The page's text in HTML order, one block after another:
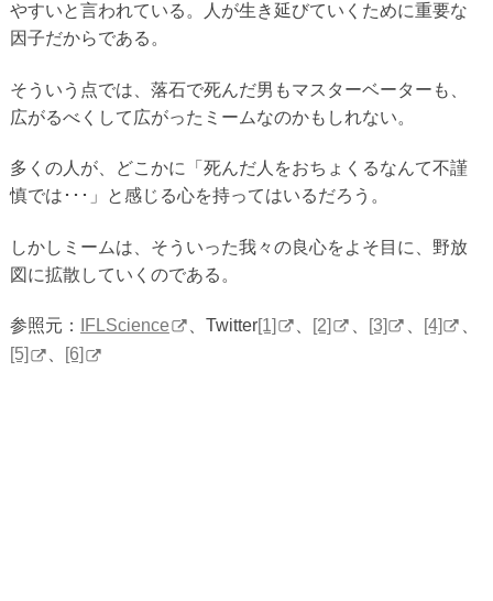
やすいと言われている。人が生き延びていくために重要な
因子だからである。
そういう点では、落石で死んだ男もマスターベーターも、
広がるべくして広がったミームなのかもしれない。
多くの人が、どこかに「死んだ人をおちょくるなんて不謹
慎では･･･」と感じる心を持ってはいるだろう。
しかしミームは、そういった我々の良心をよそ目に、野放
図に拡散していくのである。
参照元： IFLScience 、Twitter[1] [2] [3] [4]
[5]
[6]